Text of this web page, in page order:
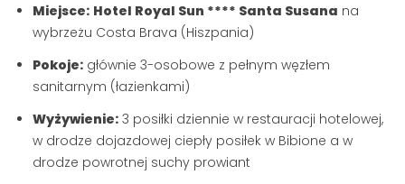
Miejsce: Hotel Royal Sun **** Santa Susana na
wybrzeżu Costa Brava (Hiszpania)
Pokoje: głównie 3-osobowe z pełnym węzłem
sanitarnym (łazienkami)
Wyżywienie: 3 posiłki dziennie w restauracji hotelowej,
w drodze dojazdowej ciepły posiłek w Bibione a w
drodze powrotnej suchy prowiant